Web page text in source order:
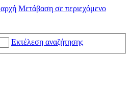
αρχή Μετάβαση σε περιεχόμενο
Εκτέλεση αναζήτησης